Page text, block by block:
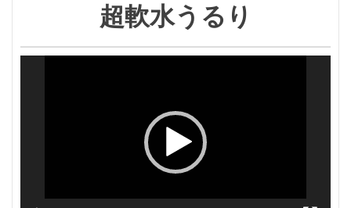
超軟水うるり